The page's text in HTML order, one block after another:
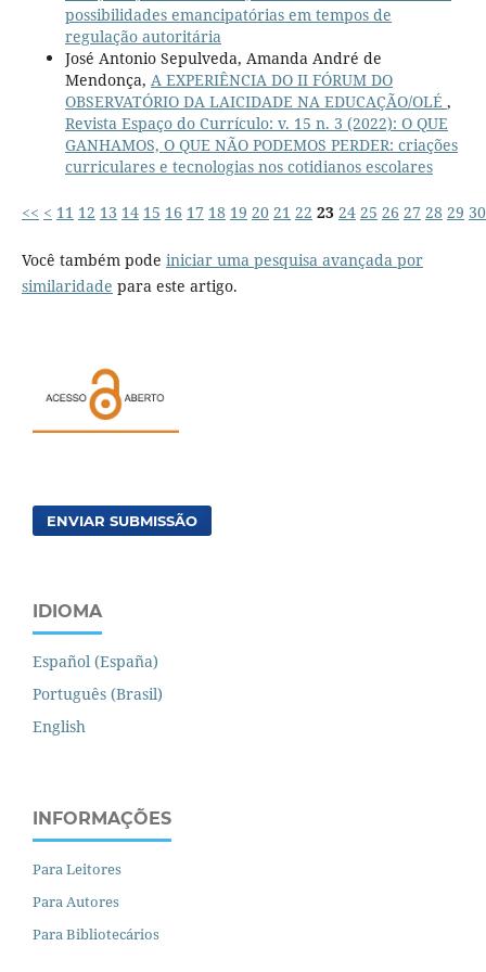
possibilidades emancipatórias em tempos de
regulação autoritária
José Antonio Sepulveda, Amanda André de
Mendonça, A EXPERIÊNCIA DO II FÓRUM DO
OBSERVATÓRIO DA LAICIDADE NA EDUCAÇÃO/OLÉ ,
Revista Espaço do Currículo: v. 15 n. 3 (2022): O QUE
GANHAMOS, O QUE NÃO PODEMOS PERDER: criações
curriculares e tecnologias nos cotidianos escolares
<< < 11 12 13 14 15 16 17 18 19 20 21 22 23 24 25 26 27 28 29 30
Você também pode iniciar uma pesquisa avançada por
similaridade para este artigo.
ENVIAR SUBMISSÃO
IDIOMA
Español (España)
Português (Brasil)
English
INFORMAÇÕES
Para Leitores
Para Autores
Para Bibliotecários